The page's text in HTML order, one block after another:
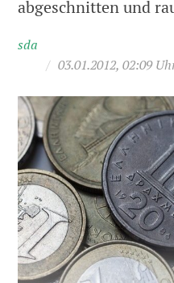
abgeschnitten und
sda
/ 03.01.2012, 02:09